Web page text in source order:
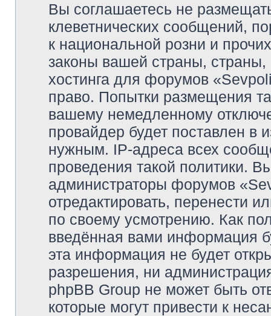
Вы соглашаетесь не
клеветнических сообщений,
к национальной розни и
законы вашей страны, страны,
хостинга для форумов
право. Попытки размещения
вашему немедленному
провайдер будет поставлен в
нужным. IP-адреса всех
проведения такой политики.
администраторы форумов
отредактировать, перенести
по своему усмотрению. Как
введённая вами информация
эта информация не будет
разрешения, ни
phpBB Group не может быть
которые могут привести к